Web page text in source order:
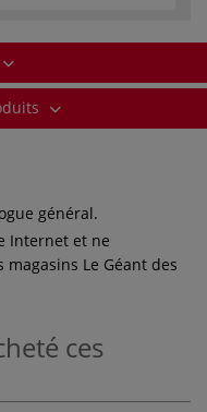
général.
Internet et ne
Le Géant des
ces